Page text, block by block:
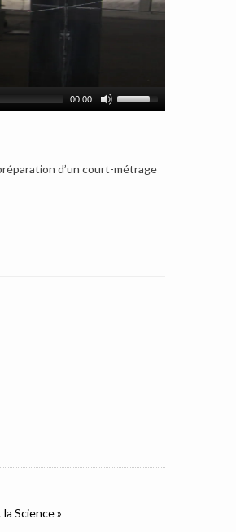
00:00
d’un court-métrage
Science »